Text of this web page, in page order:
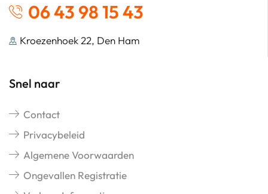
06 43 98 15 43
Kroezenhoek 22, Den Ham
Snel naar
Contact
Privacybeleid
Algemene Voorwaarden
Ongevallen Registratie